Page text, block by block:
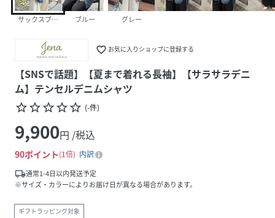
サックスブルー ブルー グレー
favorite_border お気に入りショップに登録する
【SNSで話題】【夏まで着れる長袖】【サラサラデニ
ム】テンセルデニムシャツ
star_borderstar_borderstar_borderstar_borderstar_border (-件)
9,900円 /税込
90ポイント 1倍
内訳
local_shipping通常1-4日以内発送予定
※サイズ・カラーによりお届け日が異なる場合があります。
ギフトラッピング対象